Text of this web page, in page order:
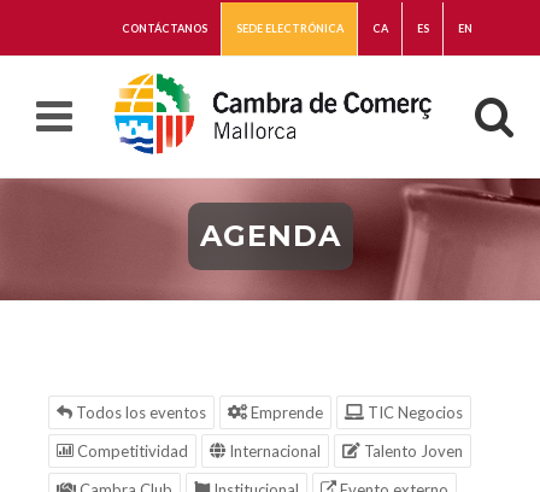
CONTÁCTANOS SEDE ELECTRÓNICA CA ES EN
AGENDA
Todos los eventos Emprende
TIC Negocios
Competitividad
Internacional
Talento Joven